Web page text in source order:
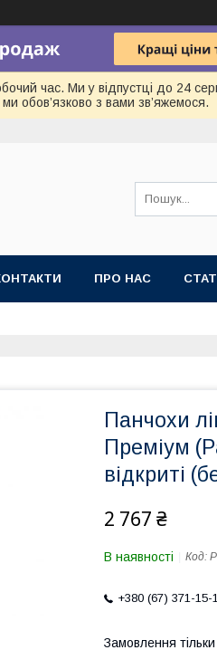
час. Ми у відпустці до 24
обов’язково з вами зв’яжемося.
ПРО НАС
Панчохи
Преміум
відкриті
2 767 ₴
В наявності Код:
+380 (67) 371-15-
Замовлення